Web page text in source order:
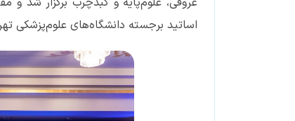
اساتید برجسته دانشگاه‌های علوم‌پزشکی